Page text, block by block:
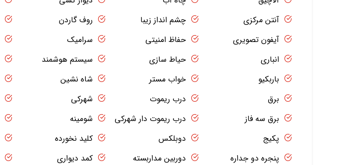
آنتن مرکزی
آیفون تصویری
انباری
باربکیو
برق
برق سه فاز
پکیج
پنجره دو جداره
چشم انداز زیبا
حفاظ امنیتی
حیاط سازی
خواب مستر
درب ریموت
درب ریموت دار شهرکی
دوبلکس
دوربین مداربسته
روف گاردن
سرامیک
سیستم هوشمند
شاه نشین
شهرکی
شومینه
کلید نخورده
کمد دیواری